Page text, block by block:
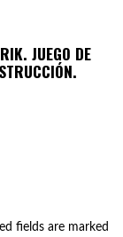
JUEGO DE
fields are marked